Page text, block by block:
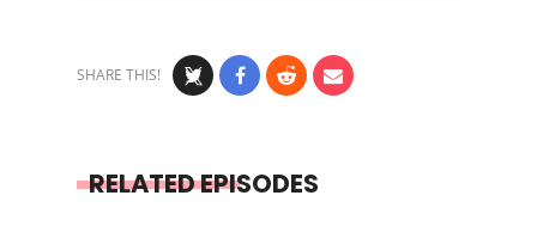
SHARE THIS!
RELATED EPISODES